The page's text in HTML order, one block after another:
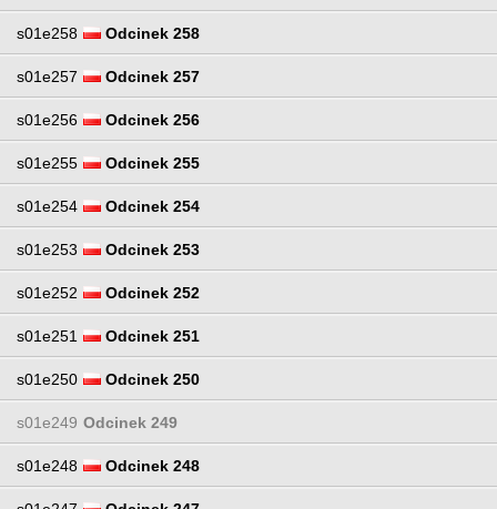
s01e258 Odcinek 258
s01e257 Odcinek 257
s01e256 Odcinek 256
s01e255 Odcinek 255
s01e254 Odcinek 254
s01e253 Odcinek 253
s01e252 Odcinek 252
s01e251 Odcinek 251
s01e250 Odcinek 250
s01e249 Odcinek 249
s01e248 Odcinek 248